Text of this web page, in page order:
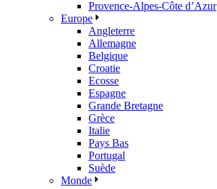
Provence-Alpes-Côte d’Azur
Europe
Angleterre
Allemagne
Belgique
Croatie
Ecosse
Espagne
Grande Bretagne
Grèce
Italie
Pays Bas
Portugal
Suède
Monde